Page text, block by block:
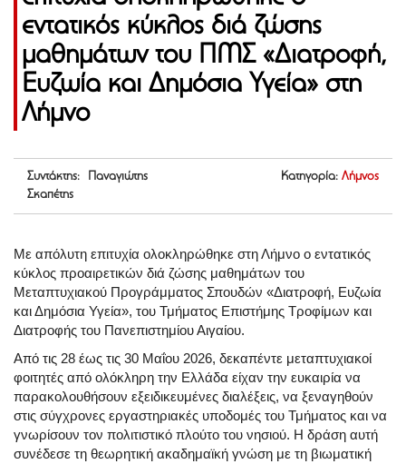
εντατικός κύκλος διά ζώσης
μαθημάτων του ΠΜΣ «Διατροφή,
Ευζωία και Δημόσια Υγεία» στη
Λήμνο
Συντάκτης: Παναγιώτης
Σκαπέτης
Κατηγορία: Λήμνος
Με απόλυτη επιτυχία ολοκληρώθηκε στη Λήμνο ο εντατικός
κύκλος προαιρετικών διά ζώσης μαθημάτων του
Μεταπτυχιακού Προγράμματος Σπουδών «Διατροφή, Ευζωία
και Δημόσια Υγεία», του Τμήματος Επιστήμης Τροφίμων και
Διατροφής του Πανεπιστημίου Αιγαίου.
Από τις 28 έως τις 30 Μαΐου 2026, δεκαπέντε μεταπτυχιακοί
φοιτητές από ολόκληρη την Ελλάδα είχαν την ευκαιρία να
παρακολουθήσουν εξειδικευμένες διαλέξεις, να ξεναγηθούν
στις σύγχρονες εργαστηριακές υποδομές του Τμήματος και να
γνωρίσουν τον πολιτιστικό πλούτο του νησιού. Η δράση αυτή
συνέδεσε τη θεωρητική ακαδημαϊκή γνώση με τη βιωματική